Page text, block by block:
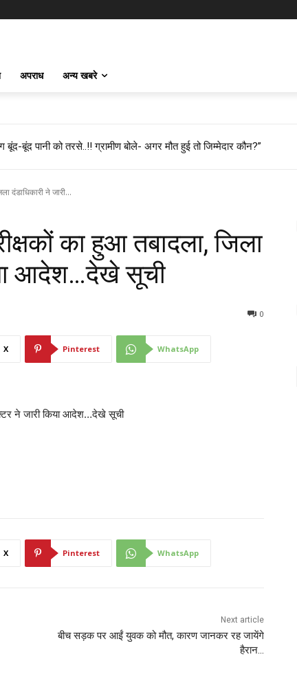
अपराध अन्य खबरे
बूंद पानी को तरसे..!! ग्रामीण बोले- अगर मौत हुई तो जिम्मेदार कौन?”
दंडाधिकारी ने जारी...
का हुआ तबादला, जिला
आदेश…देखे सूची
0
X Pinterest WhatsApp
ने जारी किया आदेश…देखे सूची
X Pinterest WhatsApp
Next article
बीच सड़क पर आईं युवक को मौत, कारण जानकर रह जायेंगे
हैरान…